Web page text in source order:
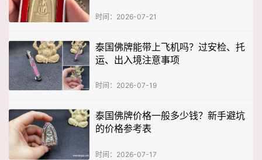
时间：2026-07-21
泰国佛牌能带上飞机吗？过安检、托
运、出入境注意事项
时间：2026-07-19
泰国佛牌价格一般多少钱？新手避坑
的价格参考表
时间：2026-07-17